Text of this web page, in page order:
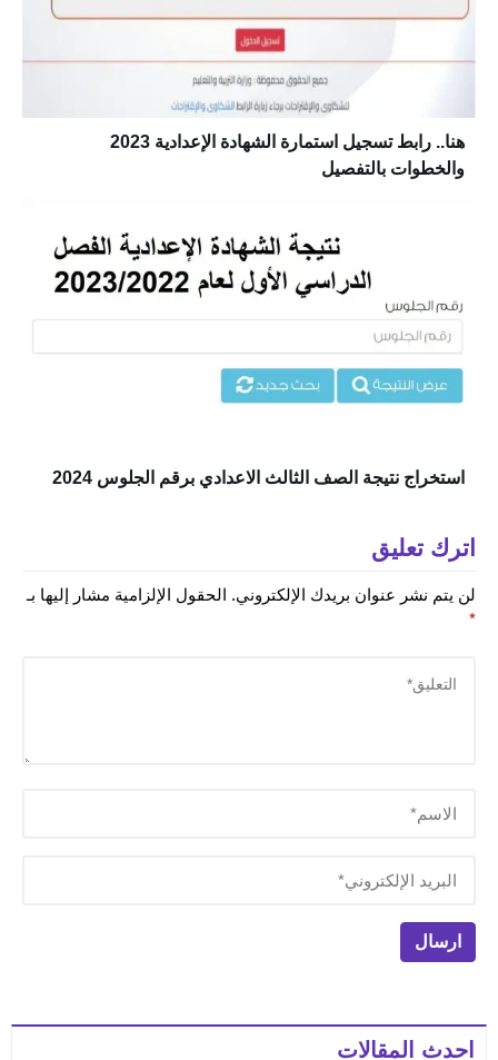
هنا.. رابط تسجيل استمارة الشهادة الإعدادية 2023
والخطوات بالتفصيل
استخراج نتيجة الصف الثالث الاعدادي برقم الجلوس 2024
اترك تعليق
لن يتم نشر عنوان بريدك الإلكتروني. الحقول الإلزامية مشار إليها بـ
*
احدث المقالات